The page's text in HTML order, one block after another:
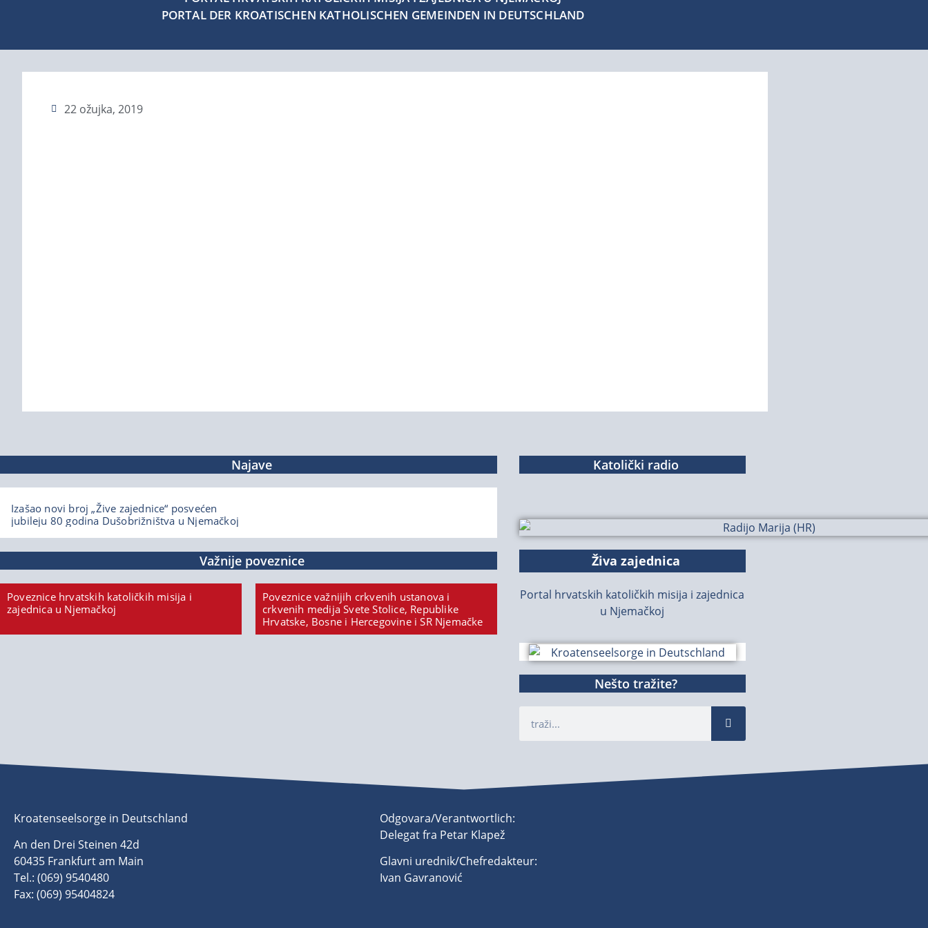
PORTAL DER KROATISCHEN KATHOLISCHEN GEMEINDEN IN DEUTSCHLAND
22 ožujka, 2019
Najave
Izašao novi broj „Žive zajednice“ posvećen
jubileju 80 godina Dušobrižništva u Njemačkoj
Važnije poveznice
Poveznice hrvatskih katoličkih misija i
zajednica u Njemačkoj
Poveznice važnijih crkvenih ustanova i
crkvenih medija Svete Stolice, Republike
Hrvatske, Bosne i Hercegovine i SR Njemačke
Katolički radio
Živa zajednica
Portal hrvatskih katoličkih misija i zajednica
u Njemačkoj
Nešto tražite?
Kroatenseelsorge in Deutschland
An den Drei Steinen 42d
60435 Frankfurt am Main
Tel.: (069) 9540480
Fax: (069) 95404824
Odgovara/Verantwortlich:
Delegat fra Petar Klapež
Glavni urednik/Chefredakteur:
Ivan Gavranović